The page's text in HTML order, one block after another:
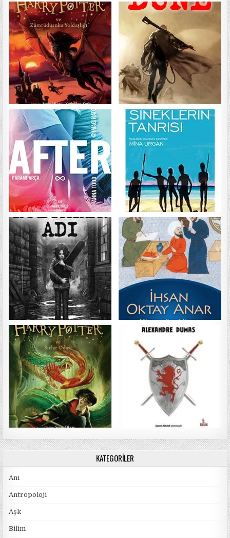
KATEGORILER
Anı
Antropoloji
Aşk
Bilim